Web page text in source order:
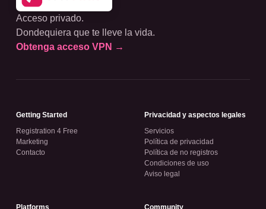
Acceso privado.
Dondequiera que te lleve la vida.
Obtenga acceso VPN →
Getting Started
Registration 4 Free
Marketing
Contacto
Privacidad y aspectos legales
Servicios
Política de privacidad
Política de no registros
Condiciones de uso
Aviso legal
Platforms
Community